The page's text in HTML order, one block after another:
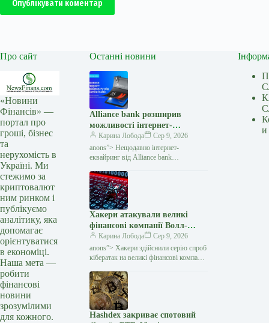
Опублікувати коментар
Про сайт
«Новини
Фінансів» —
портал про
гроші, бізнес
та
нерухомість в
Україні. Ми
стежимо за
криптовалют
ним ринком і
публікуємо
аналітику, яка
допомагає
орієнтуватися
в економіці.
Наша мета —
робити
фінансові
новини
зрозумілими
для кожного.
Останні новини
Alliance bank розширив
можливості інтернет-
еквайрингу: три нові функції
— Мінфін
Карина Лобода
Сер 9, 2026
anons”> Нещодавно інтернет-
еквайринг від Alliance bank
функціями, які спрощують приймання
платежів для бізнесу та роблять процес
оплати
Хакери атакували великі
фінансові компанії Волл-
стріт: під удар потрапили
хедж-фонди — Мінфін
Карина Лобода
Сер 9, 2026
anons”> Хакери здійснили серію спроб
кібератак на великі фінансові компанії
хедж-фондами та приватними
інвестиційними фірмами.
Hashdex закриває спотовий
и